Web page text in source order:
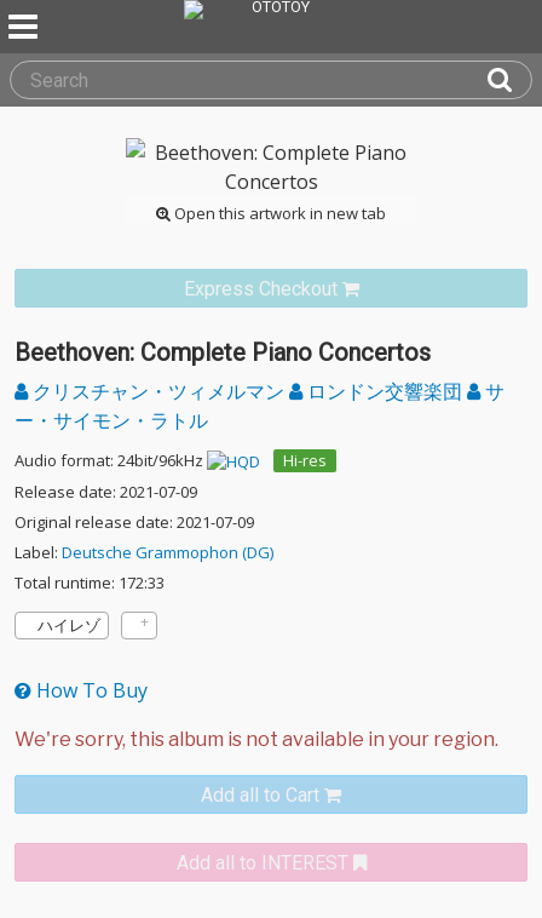
Open this artwork in new tab
Express Checkout
Beethoven: Complete Piano Concertos
クリスチャン・ツィメルマン ロンドン交響楽団
サ
ー・サイモン・ラトル
Audio format: 24bit/96kHz
Hi-res
Release date: 2021-07-09
Original release date: 2021-07-09
Label: Deutsche Grammophon (DG)
Total runtime: 172:33
ハイレゾ
How To Buy
Add all to Cart
Add all to INTEREST